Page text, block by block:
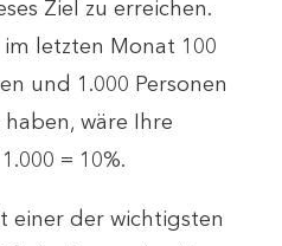
Ziel zu erreichen.
im letzten Monat 100
und 1.000 Personen
haben, wäre Ihre
= 10%.
einer der wichtigsten